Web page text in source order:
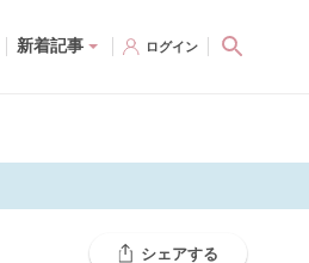
新着記事 ログイン
シェアする